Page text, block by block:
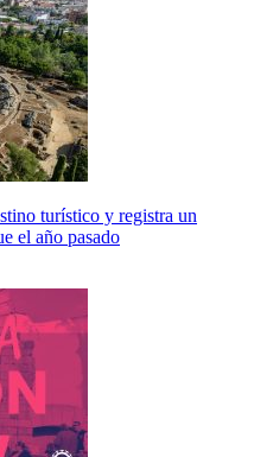
turístico y registra un
el año pasado